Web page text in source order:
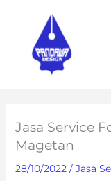
content
Jasa Service
Magetan
28/10/2022 / Jasa